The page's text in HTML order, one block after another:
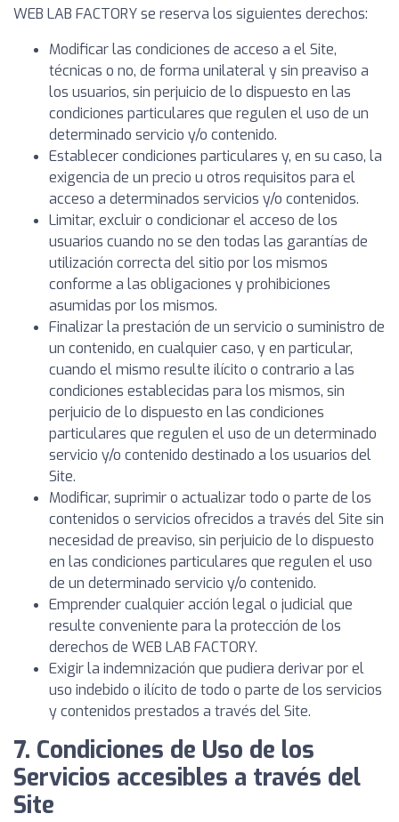
WEB LAB FACTORY se reserva los siguientes derechos:
Modificar las condiciones de acceso a el Site,
técnicas o no, de forma unilateral y sin preaviso a
los usuarios, sin perjuicio de lo dispuesto en las
condiciones particulares que regulen el uso de un
determinado servicio y/o contenido.
Establecer condiciones particulares y, en su caso, la
exigencia de un precio u otros requisitos para el
acceso a determinados servicios y/o contenidos.
Limitar, excluir o condicionar el acceso de los
usuarios cuando no se den todas las garantías de
utilización correcta del sitio por los mismos
conforme a las obligaciones y prohibiciones
asumidas por los mismos.
Finalizar la prestación de un servicio o suministro de
un contenido, en cualquier caso, y en particular,
cuando el mismo resulte ilícito o contrario a las
condiciones establecidas para los mismos, sin
perjuicio de lo dispuesto en las condiciones
particulares que regulen el uso de un determinado
servicio y/o contenido destinado a los usuarios del
Site.
Modificar, suprimir o actualizar todo o parte de los
contenidos o servicios ofrecidos a través del Site sin
necesidad de preaviso, sin perjuicio de lo dispuesto
en las condiciones particulares que regulen el uso
de un determinado servicio y/o contenido.
Emprender cualquier acción legal o judicial que
resulte conveniente para la protección de los
derechos de WEB LAB FACTORY.
Exigir la indemnización que pudiera derivar por el
uso indebido o ilícito de todo o parte de los servicios
y contenidos prestados a través del Site.
7. Condiciones de Uso de los
Servicios accesibles a través del
Site